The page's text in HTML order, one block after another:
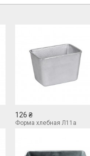
126 ₴
Форма хлебная Л11а